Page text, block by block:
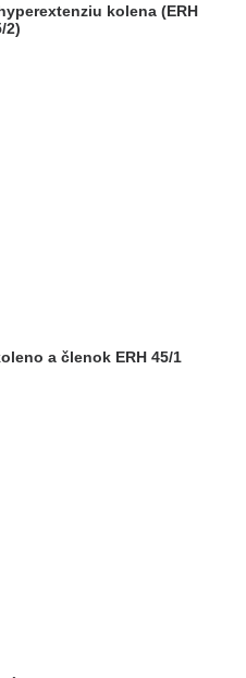
kolena (ERH
2)
a členok ERH 45/1